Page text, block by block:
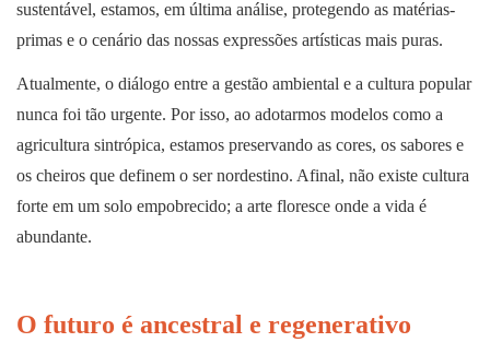
sustentável, estamos, em última análise, protegendo as matérias-
primas e o cenário das nossas expressões artísticas mais puras.
Atualmente, o diálogo entre a gestão ambiental e a cultura popular
nunca foi tão urgente. Por isso, ao adotarmos modelos como a
agricultura sintrópica, estamos preservando as cores, os sabores e
os cheiros que definem o ser nordestino. Afinal, não existe cultura
forte em um solo empobrecido; a arte floresce onde a vida é
abundante.
O futuro é ancestral e regenerativo